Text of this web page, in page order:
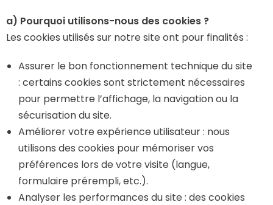
a) Pourquoi utilisons-nous des cookies ?
Les cookies utilisés sur notre site ont pour finalités :
Assurer le bon fonctionnement technique du site
: certains cookies sont strictement nécessaires
pour permettre l’affichage, la navigation ou la
sécurisation du site.
Améliorer votre expérience utilisateur : nous
utilisons des cookies pour mémoriser vos
préférences lors de votre visite (langue,
formulaire prérempli, etc.).
Analyser les performances du site : des cookies